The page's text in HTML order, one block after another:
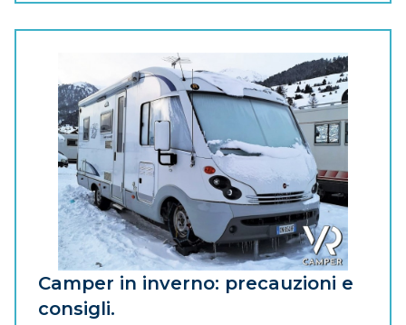
Camper in inverno: precauzioni e
consigli.